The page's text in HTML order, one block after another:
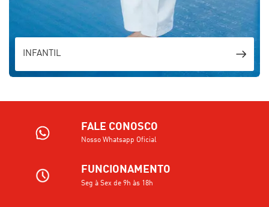
INFANTIL
FALE CONOSCO
Nosso Whatsapp Oficial
FUNCIONAMENTO
Seg à Sex de 9h às 18h